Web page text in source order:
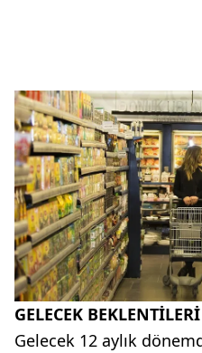
GELECEK
Gelecek 12 aylık